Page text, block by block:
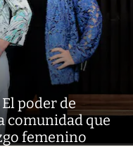
El poder de
comunidad que
femenino